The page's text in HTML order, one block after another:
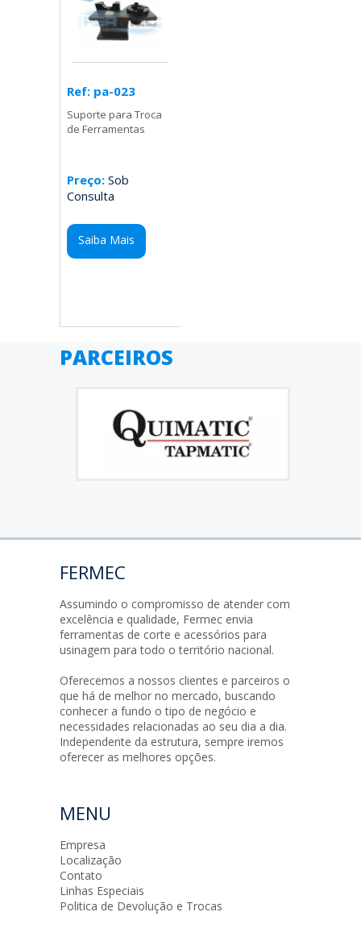
Ref: pa-023
Suporte para Troca
de Ferramentas
Preço: Sob
Consulta
Saiba Mais
PARCEIROS
FERMEC
Assumindo o compromisso de atender com
excelência e qualidade, Fermec envia
ferramentas de corte e acessórios para
usinagem para todo o território nacional.
Oferecemos a nossos clientes e parceiros o
que há de melhor no mercado, buscando
conhecer a fundo o tipo de negócio e
necessidades relacionadas ao seu dia a dia.
Independente da estrutura, sempre iremos
oferecer as melhores opções.
MENU
Empresa
Localização
Contato
Linhas Especiais
Politica de Devolução e Trocas